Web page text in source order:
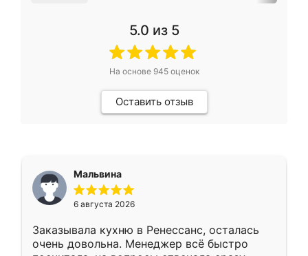
5.0 из 5
На основе 945оценок
Оставить отзыв
Мальвина
6 августа 2026
Заказывала кухню в Ренессанс, осталась
очень довольна. Менеджер всё быстро